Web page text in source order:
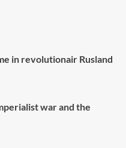
in revolutionair Rusland
war and the